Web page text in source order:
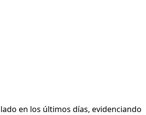
en los últimos días, evidenciando